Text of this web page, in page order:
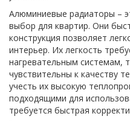
Алюминиевые радиаторы –
выбор для квартир. Они
конструкция позволяет
интерьер. Их легкость
нагревательным системам,
чувствительны к качеству
учесть их высокую
подходящими для
требуется быстрая